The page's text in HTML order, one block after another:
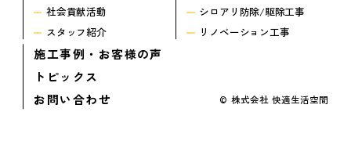
社会貢献活動
スタッフ紹介
シロアリ防除/駆除工事
リノベーション工事
施工事例・お客様の声
トピックス
お問い合わせ
© 株式会社 快適生活空間